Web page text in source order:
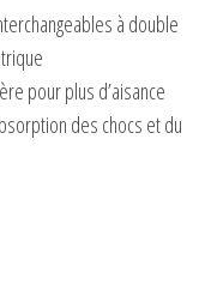
à double
pour plus d’aisance
des chocs et du